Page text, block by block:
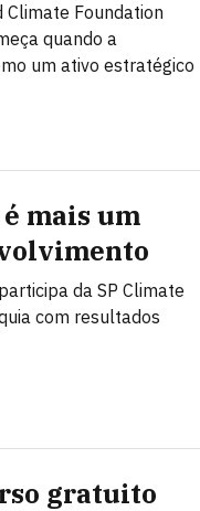
Climate Foundation
quando a
um ativo estratégico
é mais um
da SP Climate
com resultados
gratuito